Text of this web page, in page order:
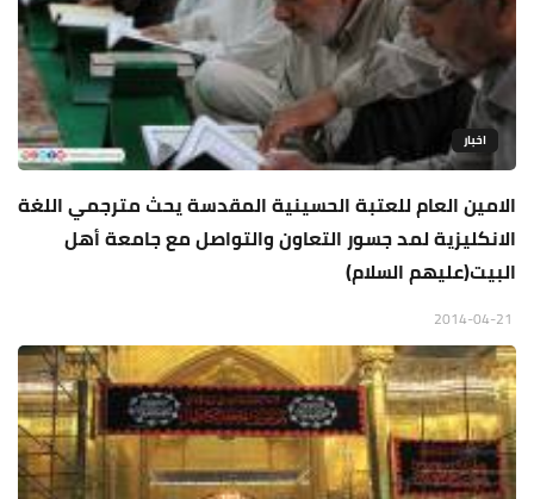
اخبار
الامين العام للعتبة الحسينية المقدسة يحث مترجمي اللغة
الانكليزية لمد جسور التعاون والتواصل مع جامعة أهل
البيت(عليهم السلام)